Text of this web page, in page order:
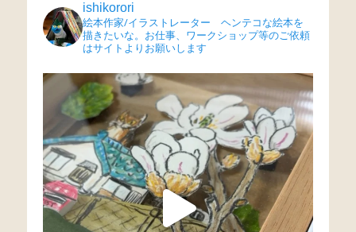
ishikorori
絵本作家/イラストレーター ヘンテコな絵本を
描きたいな。お仕事、ワークショップ等のご依頼
はサイトよりお願いします